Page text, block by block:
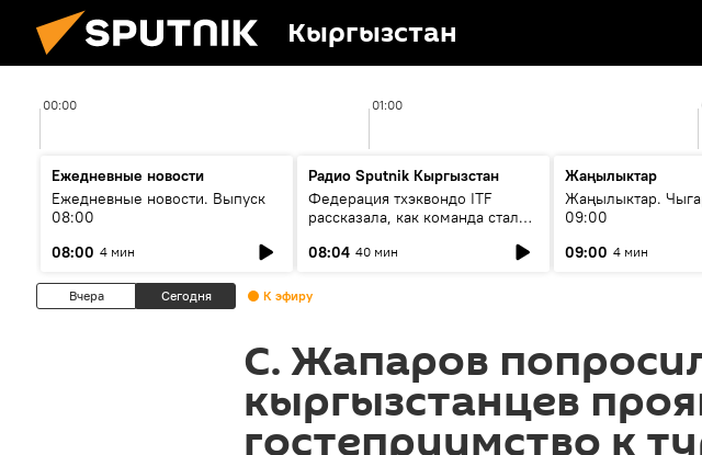
Кыргызстан
00:00 01:00
Ежедневные новости
Ежедневные новости. Выпуск
08:00
08:00 4 мин
Радио Sputnik Кыргызстан
Федерация тхэквондо ITF
рассказала, как команда стала
08:04 40 мин
Жаңылыктар
Жаңылыктар.
09:00
09:00 4 мин
Вчера Сегодня К эфиру
С. Жапаров
кыргызстанцев
гостеприимство к